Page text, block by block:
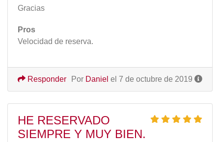
Gracias
Pros
Velocidad de reserva.
Por Daniel el 7 de octubre de 2019
Responder
HE RESERVADO
SIEMPRE Y MUY BIEN.